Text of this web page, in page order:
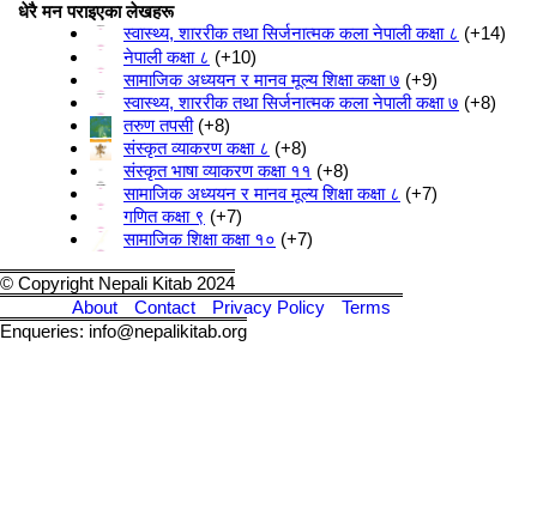
धेरै मन पराइएका लेखहरू
स्वास्थ्य, शाररीक तथा सिर्जनात्मक कला नेपाली कक्षा ८
+14
नेपाली कक्षा ८
+10
सामाजिक अध्ययन र मानव मूल्य शिक्षा कक्षा ७ +9
स्वास्थ्य, शाररीक तथा सिर्जनात्मक कला नेपाली कक्षा ७ +8
तरुण तपसी +8
संस्कृत व्याकरण कक्षा ८
+8
संस्कृत भाषा व्याकरण कक्षा ११
+8
सामाजिक अध्ययन र मानव मूल्य शिक्षा कक्षा ८
+7
गणित कक्षा ९
+7
सामाजिक शिक्षा कक्षा १० +7
© Copyright Nepali Kitab 2024
About
Contact Privacy Policy
Terms
Enqueries: info@nepalikitab.org